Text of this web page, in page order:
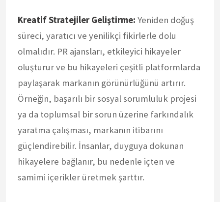
Kreatif Stratejiler Geliştirme: Yeniden doğuş
süreci, yaratıcı ve yenilikçi fikirlerle dolu
olmalıdır. PR ajansları, etkileyici hikayeler
oluşturur ve bu hikayeleri çeşitli platformlarda
paylaşarak markanın görünürlüğünü artırır.
Örneğin, başarılı bir sosyal sorumluluk projesi
ya da toplumsal bir sorun üzerine farkındalık
yaratma çalışması, markanın itibarını
güçlendirebilir. İnsanlar, duyguya dokunan
hikayelere bağlanır, bu nedenle içten ve
samimi içerikler üretmek şarttır.